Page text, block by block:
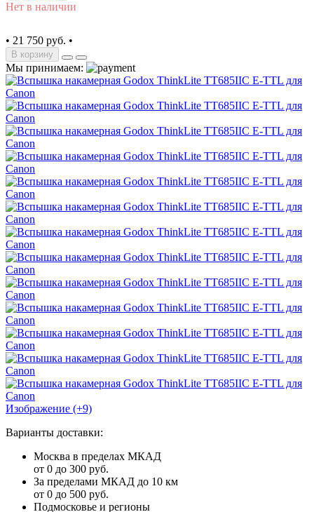
Нет в наличии
• 21 750 руб. •
В корзину
Мы принимаем:
Изображение (+9)
Варианты доставки:
Москва в пределах МКАД
от 0 до 300 руб.
За пределами МКАД до 10 км
от 0 до 500 руб.
Подмосковье и регионы